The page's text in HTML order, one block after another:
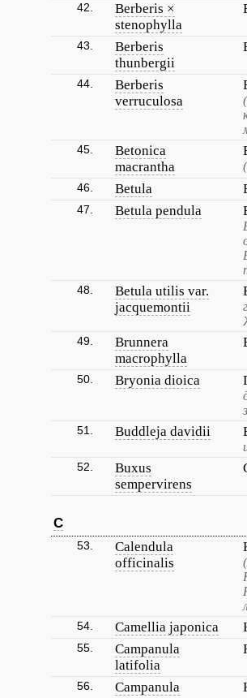
42.
Berberis ×
stenophylla
43.
Berberis
thunbergii
44.
Berberis
verruculosa
45.
Betonica
macrantha
46. Betula
47. Betula pendula
48.
Betula utilis var.
jacquemontii
49.
Brunnera
macrophylla
50. Bryonia dioica
51. Buddleja davidii
52.
Buxus
sempervirens
C
53.
Calendula
officinalis
54. Camellia japonica
55.
Campanula
latifolia
56.
Campanula